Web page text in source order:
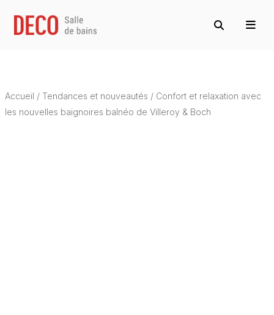
Accueil / Tendances et nouveautés / Confort et relaxation avec
les nouvelles baignoires balnéo de Villeroy & Boch